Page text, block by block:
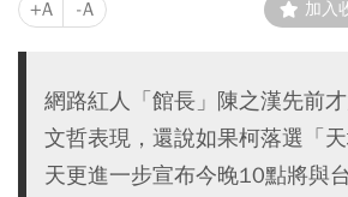
+A -A 加入
網路紅人「館長」陳之漢先前
文哲表現，還說如果柯落選「
天更進一步宣布今晚10點將與